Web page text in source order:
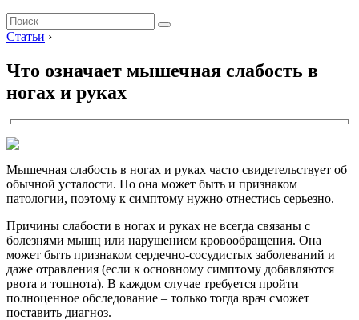
Статьи ›
Что означает мышечная слабость в
ногах и руках
Мышечная слабость в ногах и руках часто свидетельствует об
обычной усталости. Но она может быть и признаком
патологии, поэтому к симптому нужно отнестись серьезно.
Причины слабости в ногах и руках не всегда связаны с
болезнями мышц или нарушением кровообращения. Она
может быть признаком сердечно-сосудистых заболеваний и
даже отравления (если к основному симптому добавляются
рвота и тошнота). В каждом случае требуется пройти
полноценное обследование – только тогда врач сможет
поставить диагноз.